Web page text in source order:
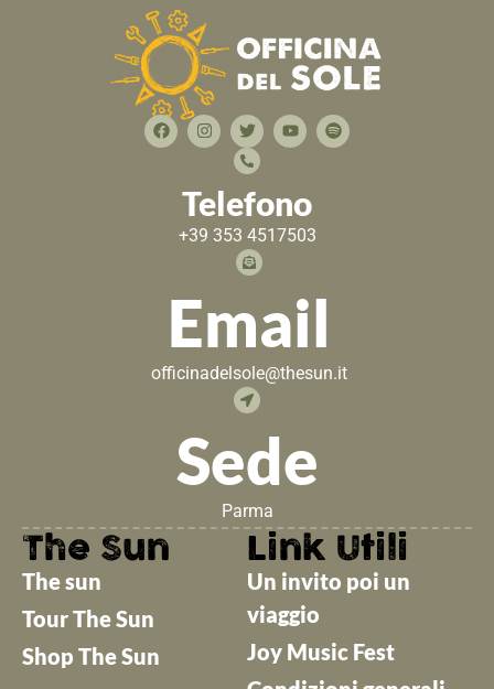
Telefono
+39 353 4517503
Email
officinadelsole@thesun.it
Sede
Parma
The Sun
The sun
Tour The Sun
Shop The Sun
Link Utili
Un invito poi un
viaggio
Joy Music Fest